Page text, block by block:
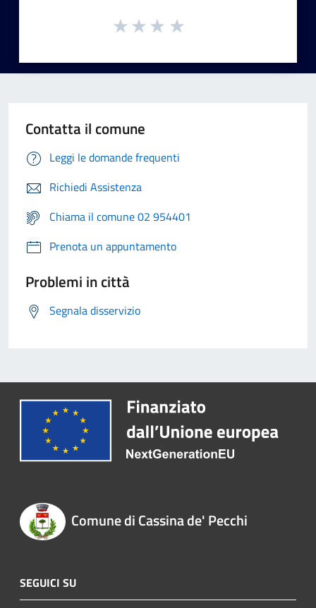
Contatta il comune
Leggi le domande frequenti
Richiedi Assistenza
Chiama il comune 02 954401
Prenota un appuntamento
Problemi in città
Segnala disservizio
Comune di Cassina de' Pecchi
SEGUICI SU